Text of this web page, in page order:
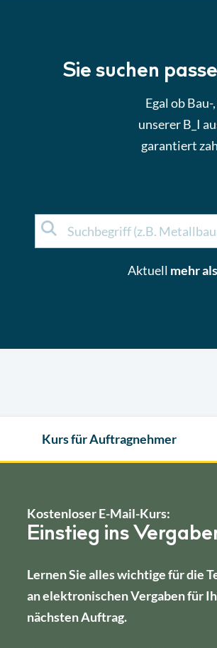
Sie suchen
Egal ob
unserer B_I
garantiert
Aktuell mehr
Kurs für Auftragnehmer
Kostenloser E-Mail-Kurs:
Einstieg ins
Lernen Sie alles wichtige für die
an elektronischen Vergaben für
nächsten Auftrag.